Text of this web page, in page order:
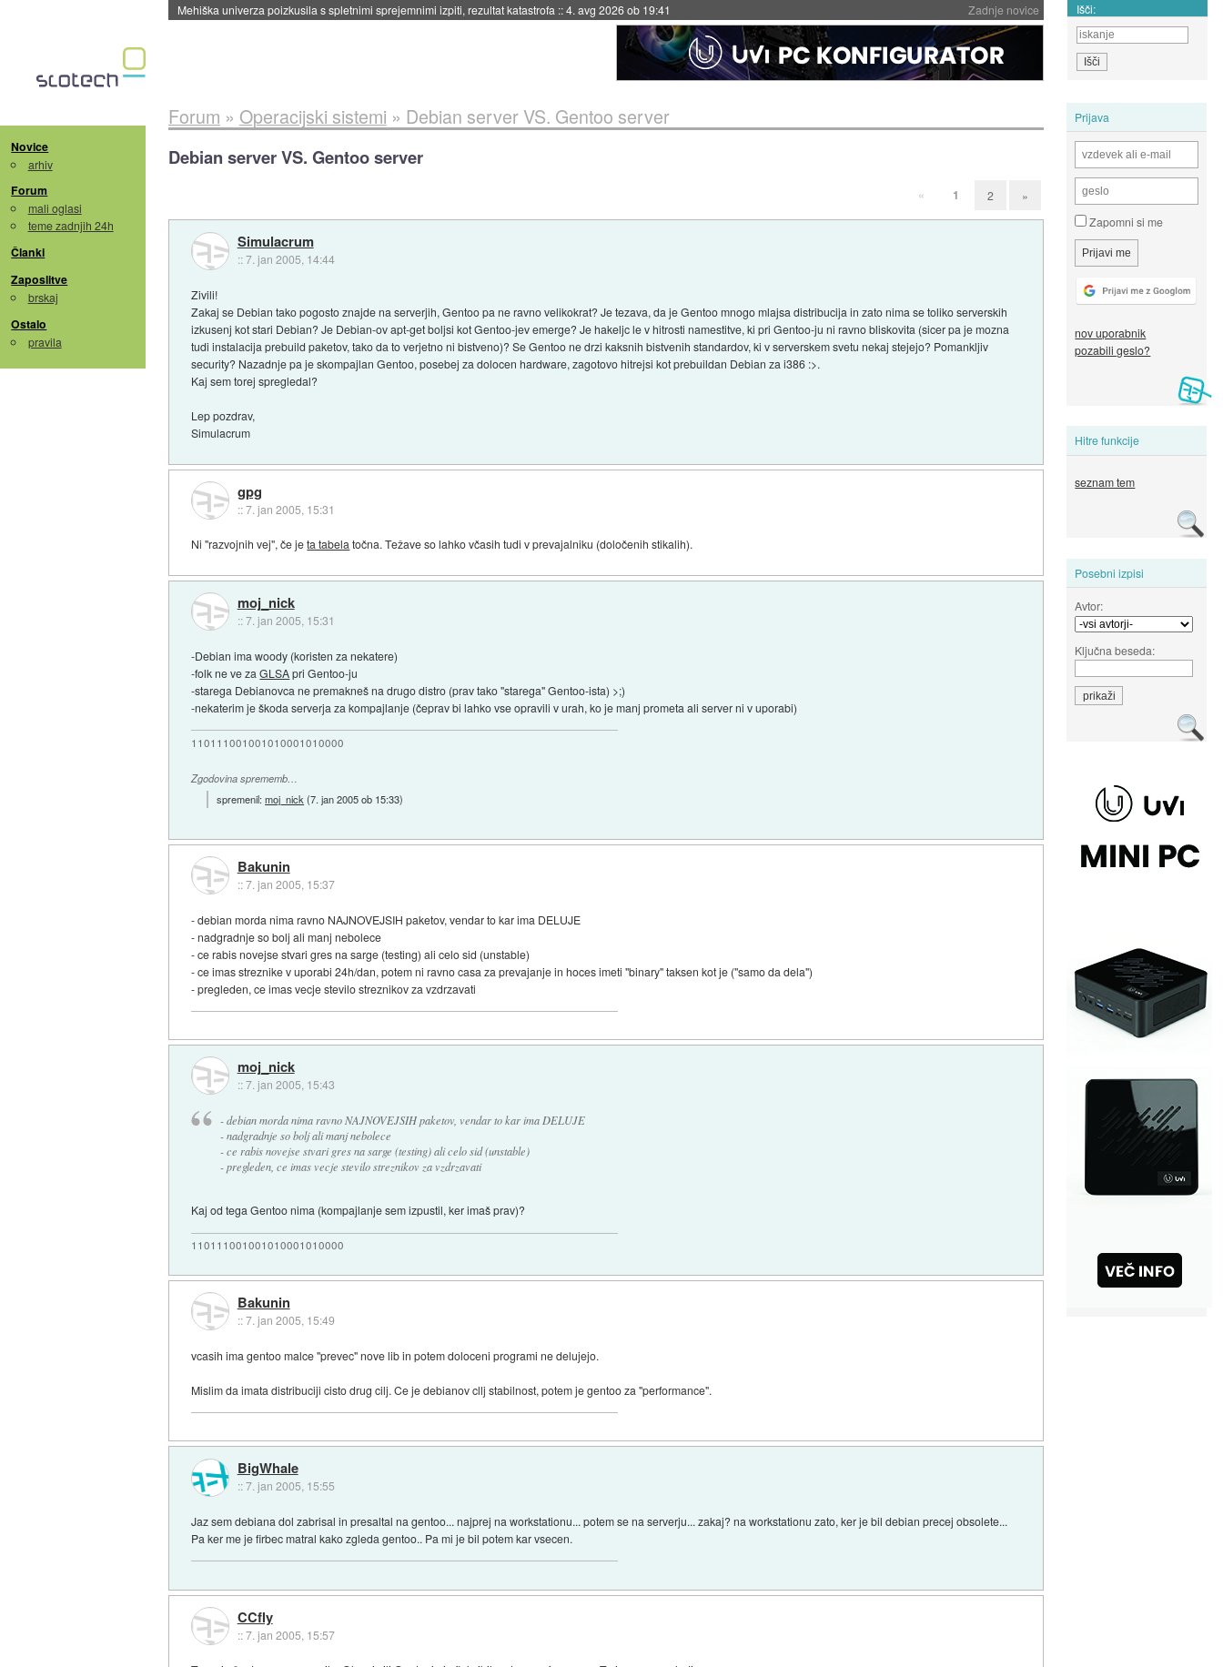
Zadnje novice
Mehiška univerza poizkusila s spletnimi sprejemnimi izpiti, rezultat katastrofa ::4. avg 2026 ob 19:41 Išči:
Novice
arhiv
Forum
mali oglasi
teme zadnjih 24h
Članki
Zaposlitve
brskaj
Ostalo
pravila
Prijava
Zapomni si me
nov uporabnik
pozabili geslo?
Hitre funkcije
seznam tem
Posebni izpisi
Avtor:
Ključna beseda:
Forum » Operacijski sistemi » Debian server VS. Gentoo server
Debian server VS. Gentoo server
« 1 2 »
Simulacrum
::7. jan 2005, 14:44
Zivili!
Zakaj se Debian tako pogosto znajde na serverjih, Gentoo pa ne ravno velikokrat? Je tezava, da je Gentoo mnogo mlajsa distribucija in zato nima se toliko serverskih
izkusenj kot stari Debian? Je Debian-ov apt-get boljsi kot Gentoo-jev emerge? Je hakeljc le v hitrosti namestitve, ki pri Gentoo-ju ni ravno bliskovita (sicer pa je mozna
tudi instalacija prebuild paketov, tako da to verjetno ni bistveno)? Se Gentoo ne drzi kaksnih bistvenih standardov, ki v serverskem svetu nekaj stejejo? Pomankljiv
security? Nazadnje pa je skompajlan Gentoo, posebej za dolocen hardware, zagotovo hitrejsi kot prebuildan Debian za i386 :>.
Kaj sem torej spregledal?
Lep pozdrav,
Simulacrum
gpg
::7. jan 2005, 15:31
Ni "razvojnih vej", če jeta tabelatočna. Težave so lahko včasih tudi v prevajalniku (določenih stikalih).
moj_nick
::7. jan 2005, 15:31
-Debian ima woody (koristen za nekatere)
-folk ne ve zaGLSApri Gentoo-ju
-starega Debianovca ne premakneš na drugo distro (prav tako "starega" Gentoo-ista) >;)
-nekaterim je škoda serverja za kompajlanje (čeprav bi lahko vse opravili v urah, ko je manj prometa ali server ni v uporabi)
110111001001010001010000
Zgodovina sprememb…
spremenil:moj_nick(7. jan 2005 ob 15:33)
Bakunin
::7. jan 2005, 15:37
- debian morda nima ravno NAJNOVEJSIH paketov, vendar to kar ima DELUJE
- nadgradnje so bolj ali manj nebolece
- ce rabis novejse stvari gres na sarge (testing) ali celo sid (unstable)
- ce imas streznike v uporabi 24h/dan, potem ni ravno casa za prevajanje in hoces imeti "binary" taksen kot je ("samo da dela")
- pregleden, ce imas vecje stevilo streznikov za vzdrzavati
moj_nick
::7. jan 2005, 15:43
- debian morda nima ravno NAJNOVEJSIH paketov, vendar to kar ima DELUJE
- nadgradnje so bolj ali manj nebolece
- ce rabis novejse stvari gres na sarge (testing) ali celo sid (unstable)
- pregleden, ce imas vecje stevilo streznikov za vzdrzavati
Kaj od tega Gentoo nima (kompajlanje sem izpustil, ker imaš prav)?
110111001001010001010000
Bakunin
::7. jan 2005, 15:49
vcasih ima gentoo malce "prevec" nove lib in potem doloceni programi ne delujejo.
Mislim da imata distribuciji cisto drug cilj. Ce je debianov cllj stabilnost, potem je gentoo za "performance".
BigWhale
::7. jan 2005, 15:55
Jaz sem debiana dol zabrisal in presaltal na gentoo... najprej na workstationu... potem se na serverju... zakaj? na workstationu zato, ker je bil debian precej obsolete...
Pa ker me je firbec matral kako zgleda gentoo.. Pa mi je bil potem kar vsecen.
CCfly
::7. jan 2005, 15:57